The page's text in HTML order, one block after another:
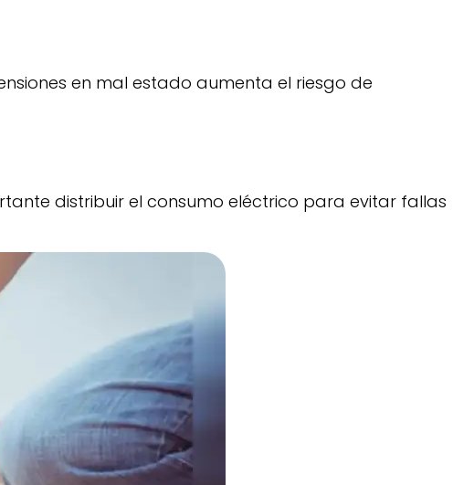
en mal estado aumenta el riesgo de
distribuir el consumo eléctrico para evitar fallas